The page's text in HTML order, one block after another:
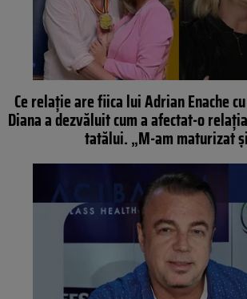
Ce relație are fiica lui Adrian Enache
Diana a dezvăluit cum a afectat-o
tatălui. „M-am maturizat